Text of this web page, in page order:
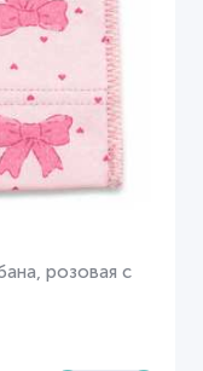
розовая с